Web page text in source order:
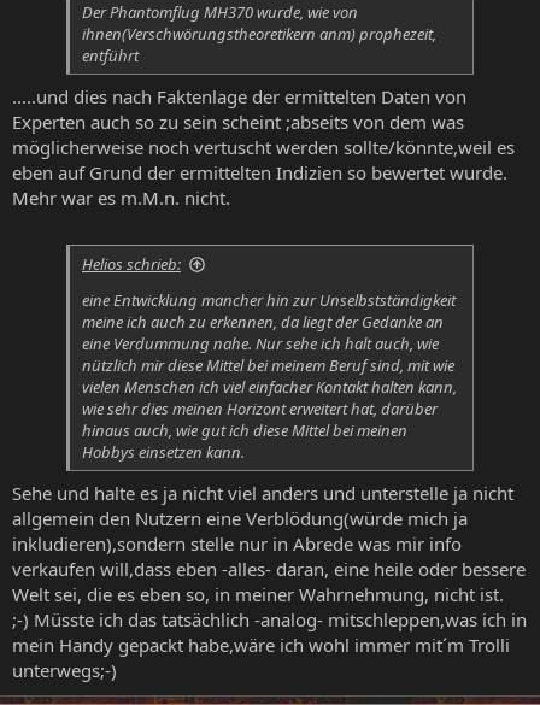
Der Phantomflug MH370 wurde, wie von
ihnen(Verschwörungstheoretikern anm)prophezeit,
entführt
.....und dies nach Faktenlage der ermittelten Daten von
Experten auch so zu sein scheint ;abseits von dem was
möglicherweise noch vertuscht werden sollte/könnte,weil es
eben auf Grund der ermittelten Indizien so bewertet wurde.
Mehr war es m.M.n. nicht.
Helios schrieb:
eine Entwicklung mancher hin zur Unselbstständigkeit
meine ich auch zu erkennen, da liegt der Gedanke an
eine Verdummung nahe. Nur sehe ich halt auch, wie
nützlich mir diese Mittel bei meinem Beruf sind, mit wie
vielen Menschen ich viel einfacher Kontakt halten kann,
wie sehr dies meinen Horizont erweitert hat, darüber
hinaus auch, wie gut ich diese Mittel bei meinen
Hobbys einsetzen kann.
Sehe und halte es ja nicht viel anders und unterstelle ja nicht
allgemein den Nutzern eine Verblödung(würde mich ja
inkludieren),sondern stelle nur in Abrede was mir info
verkaufen will,dass eben -alles- daran, eine heile oder bessere
Welt sei, die es eben so, in meiner Wahrnehmung, nicht ist.
;-) Müsste ich das tatsächlich -analog- mitschleppen,was ich in
mein Handy gepackt habe,wäre ich wohl immer mit´m Trolli
unterwegs;-)